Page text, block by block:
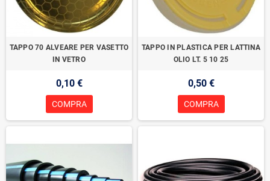
TAPPO 70 ALVEARE PER VASETTO
IN VETRO
0,10 €
COMPRA
TAPPO IN PLASTICA PER LATTINA
OLIO LT. 5 10 25
0,50 €
COMPRA